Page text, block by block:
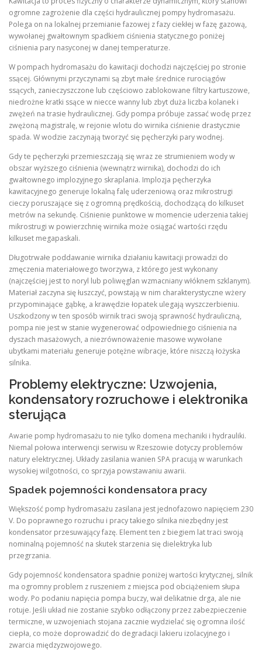
ogromne zagrożenie dla części hydraulicznej pompy hydromasażu.
Polega on na lokalnej przemianie fazowej z fazy ciekłej w fazę gazową,
wywołanej gwałtownym spadkiem ciśnienia statycznego poniżej
ciśnienia pary nasyconej w danej temperaturze.
W pompach hydromasażu do kawitacji dochodzi najczęściej po stronie
ssącej. Głównymi przyczynami są zbyt małe średnice rurociągów
ssących, zanieczyszczone lub częściowo zablokowane filtry kartuszowe,
niedrożne kratki ssące w niecce wanny lub zbyt duża liczba kolanek i
zwężeń na trasie hydraulicznej. Gdy pompa próbuje zassać wodę przez
zwężoną magistralę, w rejonie wlotu do wirnika ciśnienie drastycznie
spada. W wodzie zaczynają tworzyć się pęcherzyki pary wodnej.
Gdy te pęcherzyki przemieszczają się wraz ze strumieniem wody w
obszar wyższego ciśnienia (wewnątrz wirnika), dochodzi do ich
gwałtownego implozyjnego skraplania. Implozja pęcherzyka
kawitacyjnego generuje lokalną falę uderzeniową oraz mikrostrugi
cieczy poruszające się z ogromną prędkością, dochodzącą do kilkuset
metrów na sekundę. Ciśnienie punktowe w momencie uderzenia takiej
mikrostrugi w powierzchnię wirnika może osiągać wartości rzędu
kilkuset megapaskali.
Długotrwałe poddawanie wirnika działaniu kawitacji prowadzi do
zmęczenia materiałowego tworzywa, z którego jest wykonany
(najczęściej jest to noryl lub poliwęglan wzmacniany włóknem szklanym).
Materiał zaczyna się łuszczyć, powstają w nim charakterystyczne wżery
przypominające gąbkę, a krawędzie łopatek ulegają wyszczerbieniu.
Uszkodzony w ten sposób wirnik traci swoją sprawność hydrauliczną,
pompa nie jest w stanie wygenerować odpowiedniego ciśnienia na
dyszach masażowych, a niezrównoważenie masowe wywołane
ubytkami materiału generuje potężne wibracje, które niszczą łożyska
silnika.
Problemy elektryczne: Uzwojenia,
kondensatory rozruchowe i elektronika
sterująca
Awarie pomp hydromasażu to nie tylko domena mechaniki i hydrauliki.
Niemal połowa interwencji serwisu w Rzeszowie dotyczy problemów
natury elektrycznej. Układy zasilania wanien SPA pracują w warunkach
wysokiej wilgotności, co sprzyja powstawaniu awarii.
Spadek pojemności kondensatora pracy
Większość pomp hydromasażu zasilana jest jednofazowo napięciem 230
V. Do poprawnego rozruchu i pracy takiego silnika niezbędny jest
kondensator przesuwający fazę. Element ten z biegiem lat traci swoją
nominalną pojemność na skutek starzenia się dielektryka lub
przegrzania.
Gdy pojemność kondensatora spadnie poniżej wartości krytycznej, silnik
ma ogromny problem z ruszeniem z miejsca pod obciążeniem słupa
wody. Po podaniu napięcia pompa buczy, wał delikatnie drga, ale nie
rotuje. Jeśli układ nie zostanie szybko odłączony przez zabezpieczenie
termiczne, w uzwojeniach stojana zacznie wydzielać się ogromna ilość
ciepła, co może doprowadzić do degradacji lakieru izolacyjnego i
zwarcia międzyzwojowego.